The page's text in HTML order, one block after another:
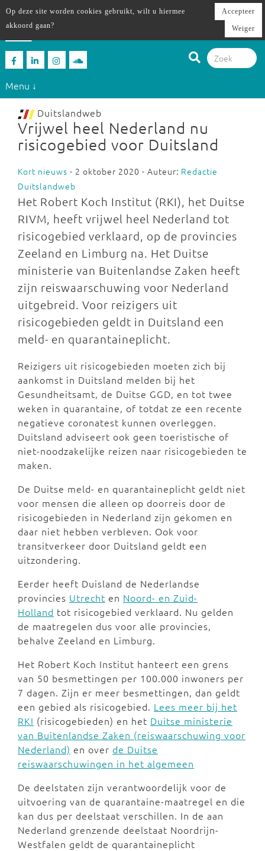
Menu ↓
Duitslandweb
Vrijwel heel Nederland nu
risicogebied voor Duitsland
Kort nieuws - 2 oktober 2020 - Auteur: Redactie
Duitslandweb
Het Robert Koch Institut (RKI), het Duitse
RIVM, heeft vrijwel heel Nederland tot
risicogebied verklaard, op de provincies
Zeeland en Limburg na. Het Duitse
ministerie van Buitenlandse Zaken heeft
zijn reiswaarschuwing voor Nederland
uitgebreid. Voor reizigers uit
risicogebieden geldt in Duitsland een
meld- en quarantaineplicht.
Reizigers uit risicogebieden moeten zich bij
aankomst in Duitsland melden bij het
Gesundheitsamt, de Duitse GGD, en tot twee
weken in quarantaine, of totdat ze een recente
negatieve coronatest kunnen overleggen.
Duitsland adviseert ook geen toeristische of
niet-noodzakelijke reizen naar risicogebieden te
maken.
De Duitse meld- en quarantaineplicht geldt niet
voor mensen die alleen op doorreis door de
risicogebieden in Nederland zijn gekomen en
daar niet hebben verbleven. Ook voor
transitverkeer door Duitsland geldt een
uitzondering.
Eerder heeft Duisland de Nederlandse
provincies Utrecht en Noord- en Zuid-
Holland tot risicogebied verklaard. Nu gelden
de maatregelen dus voor alle provincies,
behalve Zeeland en Limburg.
Het Robert Koch Institut hanteert een grens
van 50 besmettingen per 100.000 inwoners per
7 dagen. Zijn er meer besmettingen, dan geldt
een gebied als risicogebied. Lees meer bij het
RKI (risicogebieden) en het Duitse ministerie
van Buitenlandse Zaken (reiswaarschuwing voor
Nederland) en over de Duitse
reiswaarschuwingen in het algemeen
De deelstaten zijn verantwoordelijk voor de
uitvoering van de quarantaine-maatregel en die
kan dus per deelstaat verschillen. In de aan
Nederland grenzende deelstaat Noordrijn-
Westfalen geldt de quarantaineplicht
Op deze site worden cookies gebruikt, wilt u hiermee
akkoord gaan?
Accepteer
Weiger